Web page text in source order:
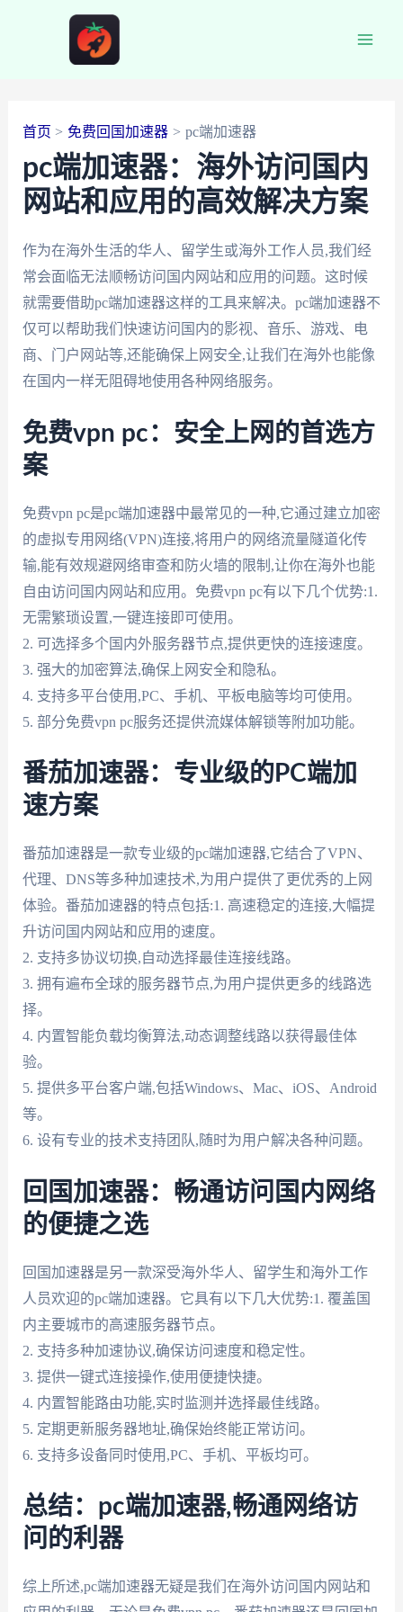
首页 免费回国加速器 pc端加速器
pc端加速器：海外访问国内
网站和应用的高效解决方案
作为在海外生活的华人、留学生或海外工作人员,我们经
常会面临无法顺畅访问国内网站和应用的问题。这时候
就需要借助pc端加速器这样的工具来解决。pc端加速器不
仅可以帮助我们快速访问国内的影视、音乐、游戏、电
商、门户网站等,还能确保上网安全,让我们在海外也能像
在国内一样无阻碍地使用各种网络服务。
免费vpn pc：安全上网的首选方
案
免费vpn pc是pc端加速器中最常见的一种,它通过建立加密
的虚拟专用网络(VPN)连接,将用户的网络流量隧道化传
输,能有效规避网络审查和防火墙的限制,让你在海外也能
自由访问国内网站和应用。免费vpn pc有以下几个优势:1.
无需繁琐设置,一键连接即可使用。
2. 可选择多个国内外服务器节点,提供更快的连接速度。
3. 强大的加密算法,确保上网安全和隐私。
4. 支持多平台使用,PC、手机、平板电脑等均可使用。
5. 部分免费vpn pc服务还提供流媒体解锁等附加功能。
番茄加速器：专业级的PC端加
速方案
番茄加速器是一款专业级的pc端加速器,它结合了VPN、
代理、DNS等多种加速技术,为用户提供了更优秀的上网
体验。番茄加速器的特点包括:1. 高速稳定的连接,大幅提
升访问国内网站和应用的速度。
2. 支持多协议切换,自动选择最佳连接线路。
3. 拥有遍布全球的服务器节点,为用户提供更多的线路选
择。
4. 内置智能负载均衡算法,动态调整线路以获得最佳体
验。
5. 提供多平台客户端,包括Windows、Mac、iOS、Android
等。
6. 设有专业的技术支持团队,随时为用户解决各种问题。
回国加速器：畅通访问国内网络
的便捷之选
回国加速器是另一款深受海外华人、留学生和海外工作
人员欢迎的pc端加速器。它具有以下几大优势:1. 覆盖国
内主要城市的高速服务器节点。
2. 支持多种加速协议,确保访问速度和稳定性。
3. 提供一键式连接操作,使用便捷快捷。
4. 内置智能路由功能,实时监测并选择最佳线路。
5. 定期更新服务器地址,确保始终能正常访问。
6. 支持多设备同时使用,PC、手机、平板均可。
总结：pc端加速器,畅通网络访
问的利器
综上所述,pc端加速器无疑是我们在海外访问国内网站和